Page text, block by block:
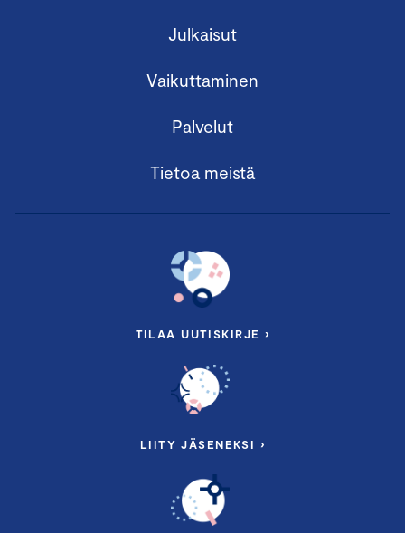
Julkaisut
Vaikuttaminen
Palvelut
Tietoa meistä
TILAA UUTISKIRJE ›
LIITY JÄSENEKSI ›